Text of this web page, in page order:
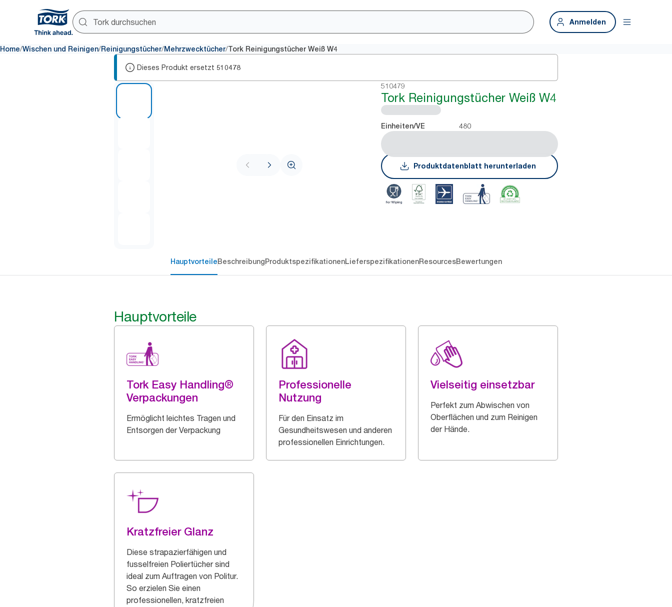
Anmelden
Home/Wischen und Reinigen/Reinigungstücher/Mehrzwecktücher/Tork Reinigungstücher Weiß W4
Dieses Produkt ersetzt 510478
510479
Tork Reinigungstücher Weiß W4
Einheiten/VE 480
Produktdatenblatt herunterladen
HauptvorteileBeschreibungProduktspezifikationenLieferspezifikationenResourcesBewertungen
Hauptvorteile
Tork Easy Handling®
Verpackungen
Ermöglicht leichtes Tragen und
Entsorgen der Verpackung
Professionelle
Nutzung
Für den Einsatz im
Gesundheitswesen und anderen
professionellen Einrichtungen.
Vielseitig einsetzbar
Perfekt zum Abwischen von
Oberflächen und zum Reinigen
der Hände.
Kratzfreier Glanz
Diese strapazierfähigen und
fusselfreien Poliertücher sind
ideal zum Auftragen von Politur.
So erzielen Sie einen
professionellen, kratzfreien